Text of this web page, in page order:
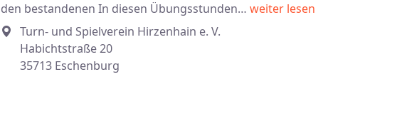
den bestandenen In diesen Übungsstunden…weiter lesen
Turn- und Spielverein Hirzenhain e. V.
Habichtstraße 20
35713 Eschenburg